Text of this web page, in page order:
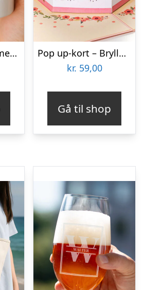
Personligt Krus med Foto & Kærlig Tekst
Pop up-kort – Bryllupskage
kr. 59,00
Gå til shop